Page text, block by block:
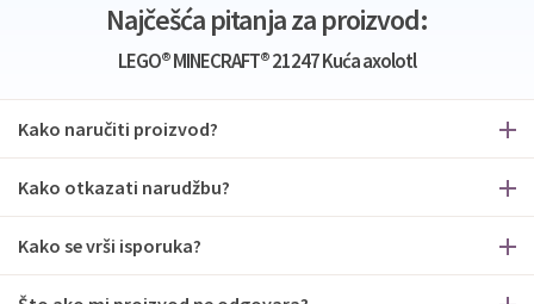
Najčešća pitanja za proizvod:
LEGO® MINECRAFT® 21247 Kuća axolotl
Kako naručiti proizvod?
Kako otkazati narudžbu?
Kako se vrši isporuka?